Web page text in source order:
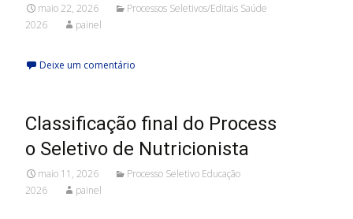
maio 22, 2026
Processos Seletivos/Editais Saúde
2026
painel
Deixe um comentário
Classificação final do Process
o Seletivo de Nutricionista
maio 11, 2026
Processo Seletivo Educação
2026
painel